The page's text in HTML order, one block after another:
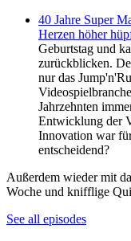
40 Jahre Super
Herzen höher
Geburtstag und
zurückblicken.
nur das
Jahrzehnten
Entwicklung der
Innovation war
entscheidend?
Außerdem wieder mit
Woche und knifflige
See all episodes